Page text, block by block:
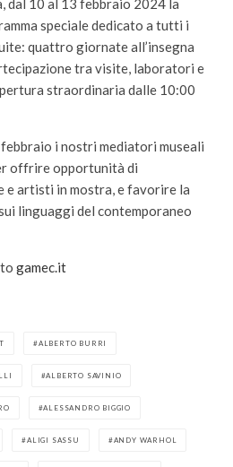
dal 10 al 13 febbraio 2024 la
speciale dedicato a tutti i
quattro giornate all’insegna
tra visite, laboratori e
straordinaria dalle 10:00
i nostri mediatori museali
offrire opportunità di
e artisti in mostra, e favorire la
linguaggi del contemporaneo
gamec.it
ALBERTO BURRI
ALBERTO SAVINIO
ALESSANDRO BIGGIO
ALIGI SASSU ANDY WARHOL